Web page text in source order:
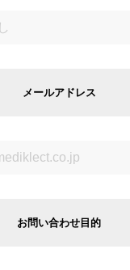
メールアドレス
お問い合わせ目的